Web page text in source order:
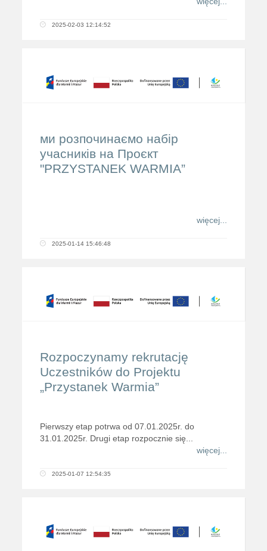
2025-02-03 12:14:52
ми розпочинаємо набір
учасників на Проєкт
"PRZYSTANEK WARMIA”
więcej...
2025-01-14 15:46:48
Rozpoczynamy rekrutację
Uczestników do Projektu
„Przystanek Warmia”
Pierwszy etap potrwa od 07.01.2025r. do
31.01.2025r. Drugi etap rozpocznie się...
więcej...
2025-01-07 12:54:35